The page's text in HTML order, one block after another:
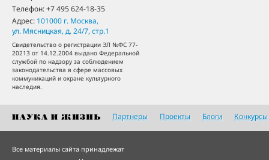
Телефон:+7 495 624-18-35
Адрес: 101000 г. Москва,
ул. Мясницкая, д. 24/7, стр.1
Свидетельство о регистрации ЭЛ №ФС 77-
20213 от 14.12.2004 выдано Федеральной
службой по надзору за соблюдением
законодательства в сфере массовых
коммуникаций и охране культурного
наследия.
Партнеры Проекты Блоги Конкурсы
Все материалы сайта принадлежат